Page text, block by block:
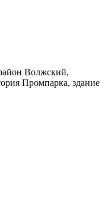
Волжский,
Промпарка, здание